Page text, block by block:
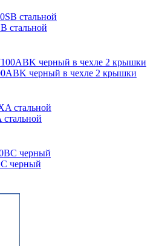
стальной
черный в чехле 2 крышки
стальной
черный